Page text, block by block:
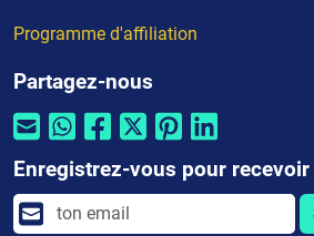
Programme d'affiliation
Partagez-nous
Enregistrez-vous pour